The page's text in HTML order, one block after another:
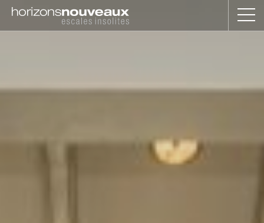
Horizons